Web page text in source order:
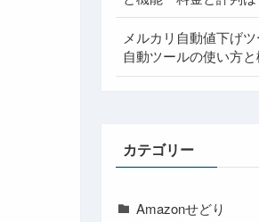
メルカリ自動値下げ
自動ツールの使い方
カテゴリー
Amazonせどり